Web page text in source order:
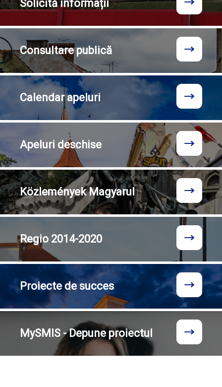
Solicităinformații
Consultarepublică
Calendarapeluri
Apeluri deschise
KözleményekMagyarul
Regio 2014-2020
Proiecte de succes
MySMIS - Depune proiectul